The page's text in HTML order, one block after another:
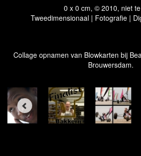
0 x 0 cm, © 2010, niet
Tweedimensionaal | Fotografie |
Collage opnamen van Blowkarten bij
Brouwersdam.